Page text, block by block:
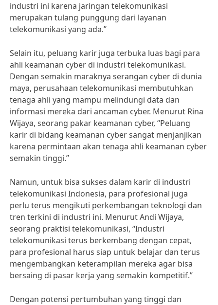
industri ini karena jaringan telekomunikasi
merupakan tulang punggung dari layanan
telekomunikasi yang ada.”
Selain itu, peluang karir juga terbuka luas bagi para
ahli keamanan cyber di industri telekomunikasi.
Dengan semakin maraknya serangan cyber di dunia
maya, perusahaan telekomunikasi membutuhkan
tenaga ahli yang mampu melindungi data dan
informasi mereka dari ancaman cyber. Menurut Rina
Wijaya, seorang pakar keamanan cyber, “Peluang
karir di bidang keamanan cyber sangat menjanjikan
karena permintaan akan tenaga ahli keamanan cyber
semakin tinggi.”
Namun, untuk bisa sukses dalam karir di industri
telekomunikasi Indonesia, para profesional juga
perlu terus mengikuti perkembangan teknologi dan
tren terkini di industri ini. Menurut Andi Wijaya,
seorang praktisi telekomunikasi, “Industri
telekomunikasi terus berkembang dengan cepat,
para profesional harus siap untuk belajar dan terus
mengembangkan keterampilan mereka agar bisa
bersaing di pasar kerja yang semakin kompetitif.”
Dengan potensi pertumbuhan yang tinggi dan